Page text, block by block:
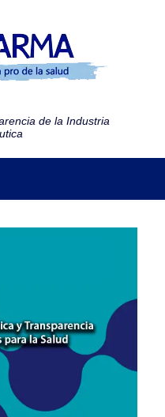
de la Industria